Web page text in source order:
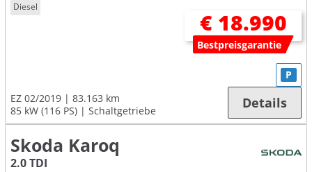
Diesel
€ 18.990
Bestpreisgarantie
EZ 02/2019
83.163 km
85 kW (116 PS)
Schaltgetriebe
P
Details
Skoda Karoq
2.0 TDI